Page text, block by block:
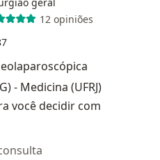
12 opiniões
- Medicina (UFRJ)
você decidir com